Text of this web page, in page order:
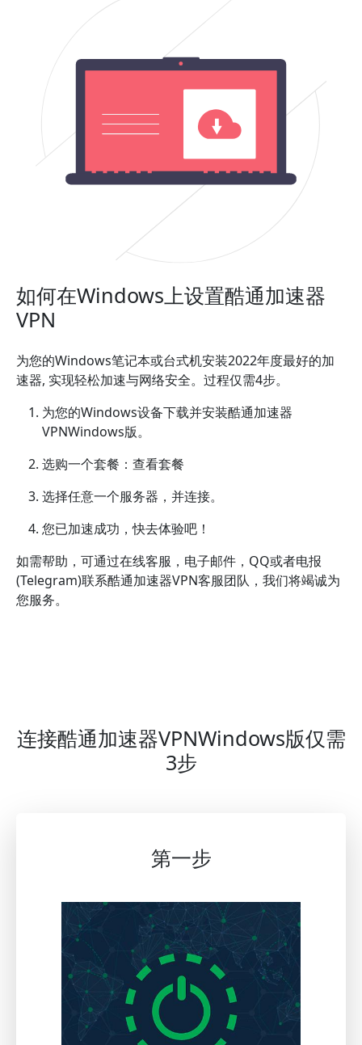
如何在Windows上设置酷通加速器
VPN
为您的Windows笔记本或台式机安装2022年度最好的加
速器, 实现轻松加速与网络安全。过程仅需4步。
为您的Windows设备下载并安装酷通加速器
VPNWindows版。
选购一个套餐：查看套餐
选择任意一个服务器，并连接。
您已加速成功，快去体验吧！
如需帮助，可通过在线客服，电子邮件，QQ或者电报
(Telegram)联系酷通加速器VPN客服团队，我们将竭诚为
您服务。
连接酷通加速器VPNWindows版仅需
3步
第一步